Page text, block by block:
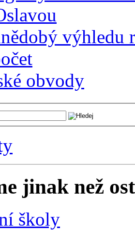
výhledu
obvody
jinak než
školy